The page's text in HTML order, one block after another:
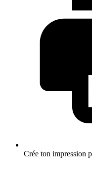
Crée ton impression